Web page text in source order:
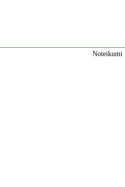
Noteikumi